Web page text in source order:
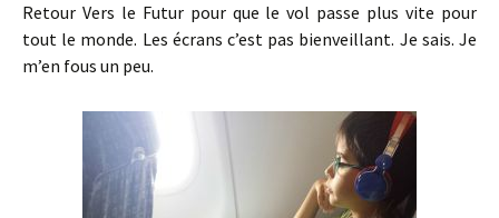
Retour Vers le Futur pour que le vol passe plus vite pour
tout le monde. Les écrans c’est pas bienveillant. Je sais. Je
m’en fous un peu.